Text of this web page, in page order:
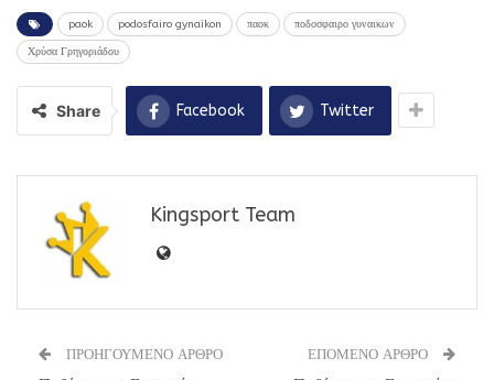
paok podosfairo gynaikon παοκ ποδοσφαιρο γυναικων
Χρύσα Γρηγοριάδου
Share Facebook Twitter
Kingsport Team
ΠΡΟΗΓΟΥΜΕΝΟ ΑΡΘΡΟ ΕΠΟΜΕΝΟ ΑΡΘΡΟ